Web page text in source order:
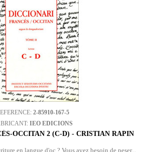
2-85910-167-5
IEO EDICIONS
OCCITAN 2 (C-D) - CRISTIAN RAPIN
en langue d'oc ? Vous avez besoin de peser...